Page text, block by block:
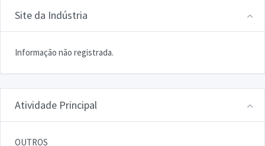
Site da Indústria
Informação não registrada.
Atividade Principal
OUTROS